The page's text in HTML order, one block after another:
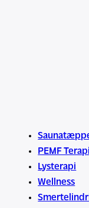
PEMF Terapi
Lysterapi
Wellness